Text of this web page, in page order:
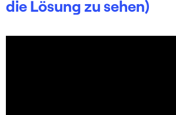
die Lösung zu sehen)